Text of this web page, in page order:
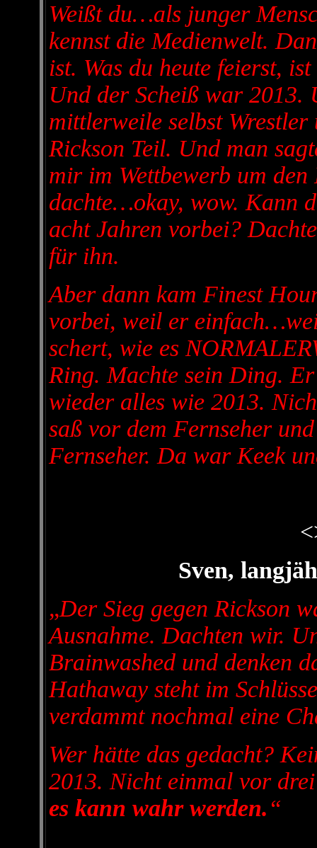
Weißt du…als junger
kennst die Medienwelt.
ist. Was du heute feierst,
Und der Scheiß war
mittlerweile selbst
Rickson Teil. Und man
mir im Wettbewerb um
dachte…okay, wow. Kann
acht Jahren vorbei?
für ihn.
Aber dann kam Finest
vorbei, weil er
schert, wie es
Ring. Machte sein Ding.
wieder alles wie 2013.
saß vor dem Fernseher
Fernseher. Da war Keek
Sven,
„Der Sieg gegen Rickson
Ausnahme. Dachten wir.
Brainwashed und denken
Hathaway steht im
verdammt nochmal eine
Wer hätte das gedacht?
2013. Nicht einmal vor
es kann wahr werden. “